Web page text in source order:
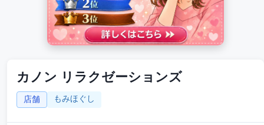
カノン リラクゼーションズ
店舗 もみほぐし